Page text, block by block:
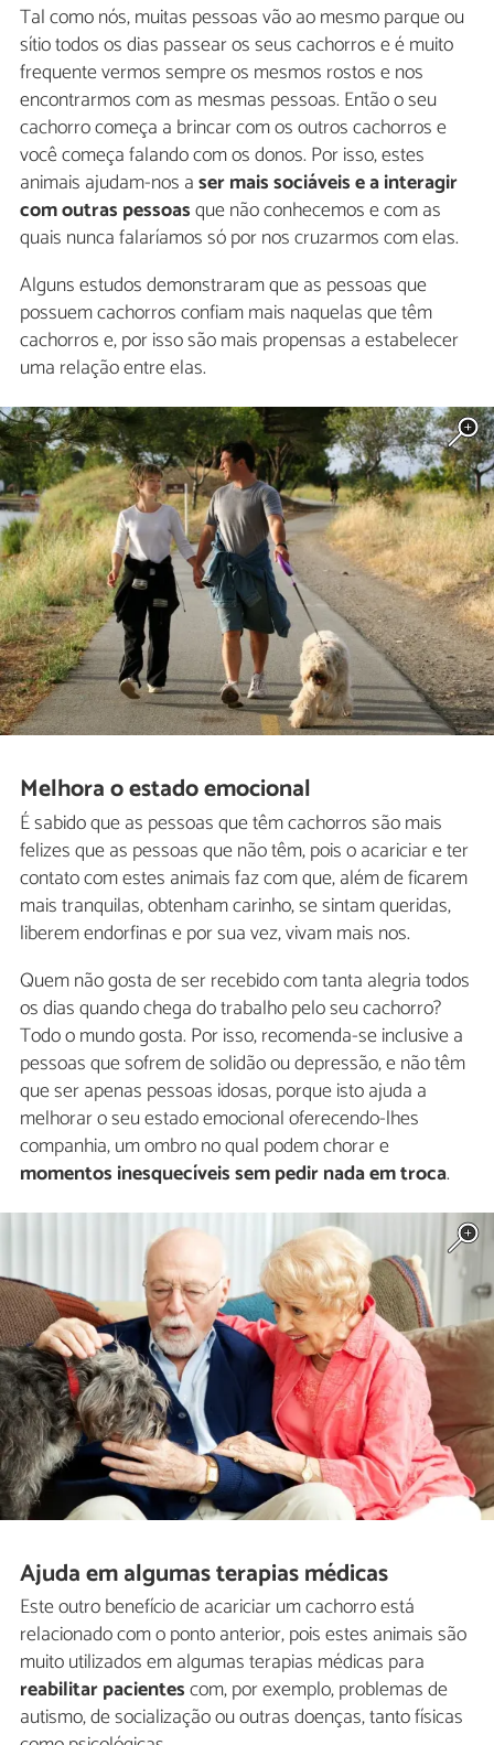
Tal como nós, muitas pessoas vão ao mesmo parque ou
sítio todos os dias passear os seus cachorros e é muito
frequente vermos sempre os mesmos rostos e nos
encontrarmos com as mesmas pessoas. Então o seu
cachorro começa a brincar com os outros cachorros e
você começa falando com os donos. Por isso, estes
animais ajudam-nos aser mais sociáveis e a interagir
com outras pessoasque não conhecemos e com as
quais nunca falaríamos só por nos cruzarmos com elas.
Alguns estudos demonstraram que as pessoas que
possuem cachorros confiam mais naquelas que têm
cachorros e, por isso são mais propensas a estabelecer
uma relação entre elas.
Melhora o estado emocional
É sabido que as pessoas que têm cachorros são mais
felizes que as pessoas que não têm, pois o acariciar e ter
contato com estes animais faz com que, além de ficarem
mais tranquilas, obtenham carinho, se sintam queridas,
liberem endorfinas e por sua vez, vivam mais nos.
Quem não gosta de ser recebido com tanta alegria todos
os dias quando chega do trabalho pelo seu cachorro?
Todo o mundo gosta. Por isso, recomenda-se inclusive a
pessoas que sofrem de solidão ou depressão, e não têm
que ser apenas pessoas idosas, porque isto ajuda a
melhorar o seu estado emocional oferecendo-lhes
companhia, um ombro no qual podem chorar e
momentos inesquecíveis sem pedir nada em troca.
Ajuda em algumas terapias médicas
Este outro benefício de acariciar um cachorro está
relacionado com o ponto anterior, pois estes animais são
muito utilizados em algumas terapias médicas para
reabilitar pacientescom, por exemplo, problemas de
autismo, de socialização ou outras doenças, tanto físicas